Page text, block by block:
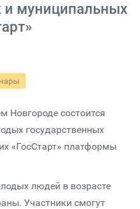
и муниципальных
Новгороде состоится
государственных
«ГосСтарт» платформы
людей в возрасте
Участники смогут